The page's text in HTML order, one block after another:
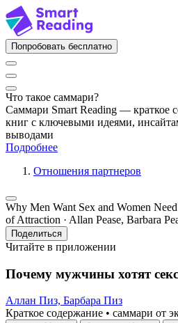
Попробовать бесплатно
Что такое саммари?
Саммари Smart Reading — краткое
книг с ключевыми идеями,
выводами
Подробнее
Отношения партнеров
Why Men Want Sex and Women
of Attraction · Allan Pease, Barbara
Поделиться
Читайте в приложении
Почему мужчины хотят
Аллан Пиз, Барбара Пиз
Краткое содержание • саммари от